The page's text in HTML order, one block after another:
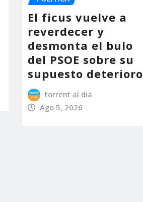
El ficus vuelve a
reverdecer y
desmonta el bulo
del PSOE sobre su
supuesto deterioro
torrent al dia
Ago 5, 2026